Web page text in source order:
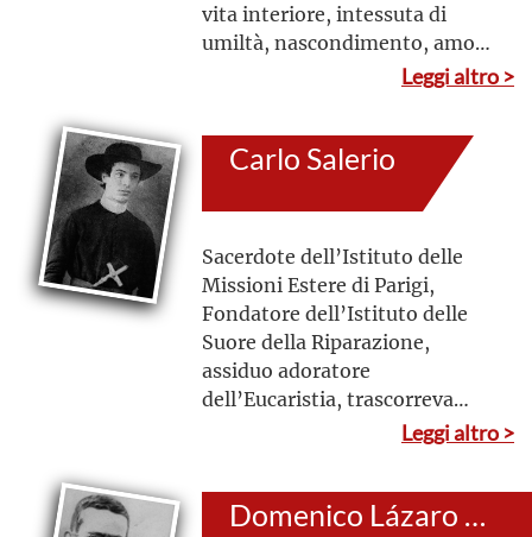
vita interiore, intessuta di
umiltà, nascondimento, amore
Cristo, amore per il Dio Trinità,
assidua preghiera, intensa
pietà eucaristica e mariana
Leggi altro >
Carlo Salerio
Sacerdote dell’Istituto delle
Missioni Estere di Parigi,
Fondatore dell’Istituto delle
Suore della Riparazione,
assiduo adoratore
dell’Eucaristia, trascorreva
immergeva totalmente
Leggi altro >
Domenico Lázaro Castro